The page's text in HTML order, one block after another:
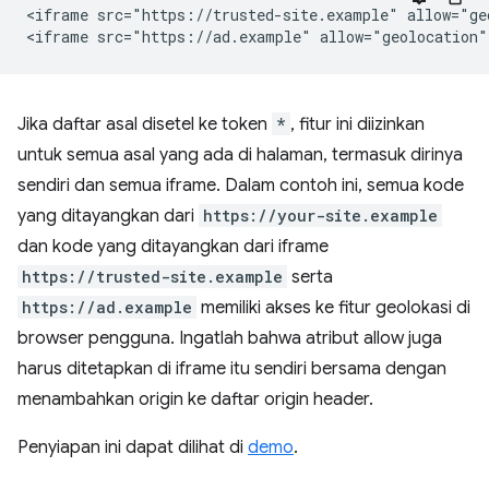
<iframe src="https://trusted-site.example"
Jika daftar asal disetel ke token * , fitur ini diizinkan
untuk semua asal yang ada di halaman, termasuk dirinya
sendiri dan semua iframe. Dalam contoh ini, semua kode
yang ditayangkan dari https://your-site.example
dan kode yang ditayangkan dari iframe
https://trusted-site.example serta
https://ad.example memiliki akses ke fitur geolokasi di
browser pengguna. Ingatlah bahwa atribut allow juga
harus ditetapkan di iframe itu sendiri bersama dengan
menambahkan origin ke daftar origin header.
Penyiapan ini dapat dilihat di demo.